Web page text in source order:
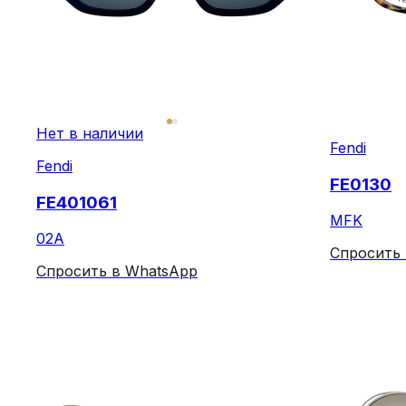
Нет в наличии
Fendi
FE401061
02A
Спросить в WhatsApp
Fendi
FE0130
MFK
Спросить